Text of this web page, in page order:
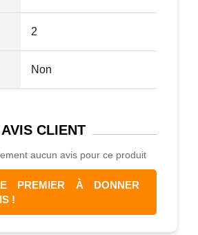
2
Non
AVIS CLIENT
aucun avis pour ce produit
PREMIER À DONNER
!